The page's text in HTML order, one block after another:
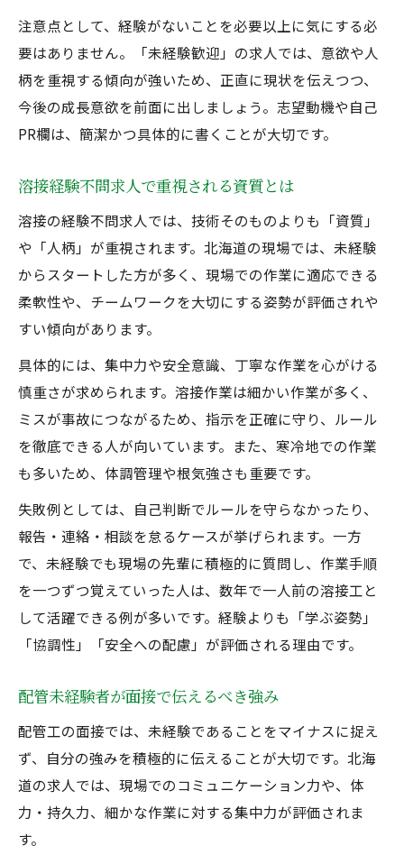
注意点として、経験がないことを必要以上に気にする必
要はありません。「未経験歓迎」の求人では、意欲や人
柄を重視する傾向が強いため、正直に現状を伝えつつ、
今後の成長意欲を前面に出しましょう。志望動機や自己
PR欄は、簡潔かつ具体的に書くことが大切です。
溶接経験不問求人で重視される資質とは
溶接の経験不問求人では、技術そのものよりも「資質」
や「人柄」が重視されます。北海道の現場では、未経験
からスタートした方が多く、現場での作業に適応できる
柔軟性や、チームワークを大切にする姿勢が評価されや
すい傾向があります。
具体的には、集中力や安全意識、丁寧な作業を心がける
慎重さが求められます。溶接作業は細かい作業が多く、
ミスが事故につながるため、指示を正確に守り、ルール
を徹底できる人が向いています。また、寒冷地での作業
も多いため、体調管理や根気強さも重要です。
失敗例としては、自己判断でルールを守らなかったり、
報告・連絡・相談を怠るケースが挙げられます。一方
で、未経験でも現場の先輩に積極的に質問し、作業手順
を一つずつ覚えていった人は、数年で一人前の溶接工と
して活躍できる例が多いです。経験よりも「学ぶ姿勢」
「協調性」「安全への配慮」が評価される理由です。
配管未経験者が面接で伝えるべき強み
配管工の面接では、未経験であることをマイナスに捉え
ず、自分の強みを積極的に伝えることが大切です。北海
道の求人では、現場でのコミュニケーション力や、体
力・持久力、細かな作業に対する集中力が評価されま
す。